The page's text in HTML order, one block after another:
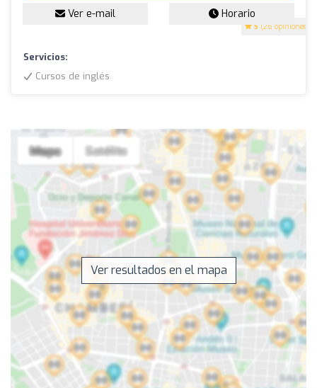
5 (26 opiniones)
Ver e-mail Horario
Servicios:
Cursos de inglés
Ver resultados en el mapa